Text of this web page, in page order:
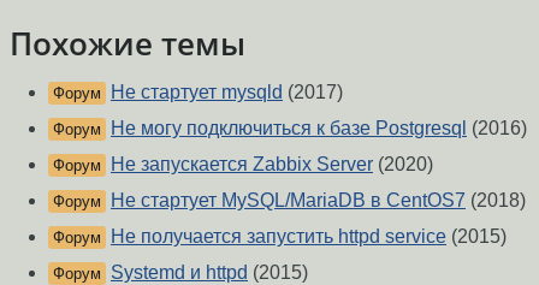
Похожие темы
Форум Не стартует mysqld (2017)
Форум Не могу подключиться к базе Postgresql (2016)
Форум Не запускается Zabbix Server (2020)
Форум Не стартует MySQL/MariaDB в CentOS7 (2018)
Форум Не получается запустить httpd service (2015)
Форум Systemd и httpd (2015)